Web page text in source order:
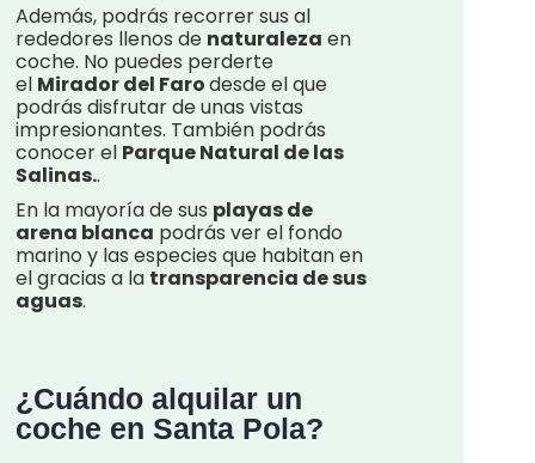
Además, podrás recorrer sus al
rededores llenos de naturaleza en
coche. No puedes perderte
el Mirador del Farodesde el que
podrás disfrutar de unas vistas
impresionantes. También podrás
conocer el Parque Natural de las
Salinas..
En la mayoría de sus playas de
arena blanca podrás ver el fondo
marino y las especies que habitan en
el gracias a la transparencia de sus
aguas.
¿Cuándo alquilar un
coche en Santa Pola?